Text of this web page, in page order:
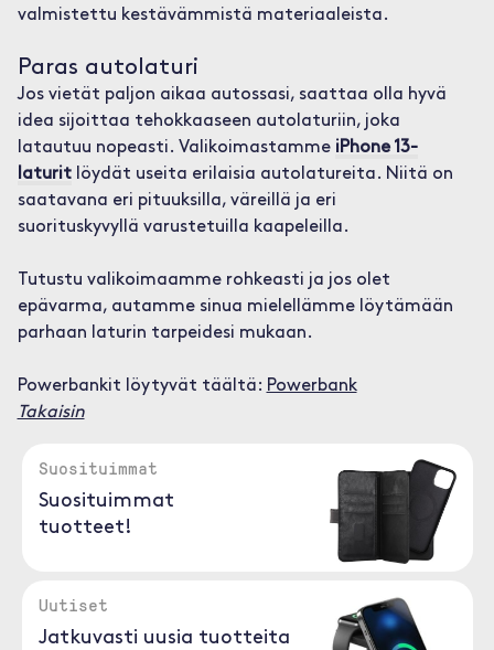
valmistettu kestävämmistä materiaaleista.
Paras autolaturi
Jos vietät paljon aikaa autossasi, saattaa olla hyvä
idea sijoittaa tehokkaaseen autolaturiin, joka
latautuu nopeasti. Valikoimastamme iPhone 13-
laturitlöydät useita erilaisia autolatureita. Niitä on
saatavana eri pituuksilla, väreillä ja eri
suorituskyvyllä varustetuilla kaapeleilla.
Tutustu valikoimaamme rohkeasti ja jos olet
epävarma, autamme sinua mielellämme löytämään
parhaan laturin tarpeidesi mukaan.
Powerbankit löytyvät täältä: Powerbank
Takaisin
Suosituimmat
Suosituimmat
tuotteet!
Uutiset
Jatkuvasti uusia tuotteita